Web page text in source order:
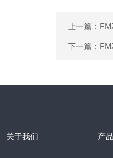
上一篇：
下一篇：
关于我们 产